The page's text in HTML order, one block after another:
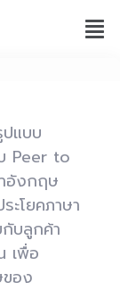
แบบ
Peer to
อังกฤษ
ะโยคภาษา
บลูกค้า
เพื่อ
อง